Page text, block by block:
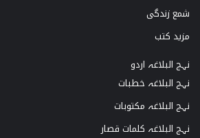
شمع زندگی
مزید کتب
نہج البلاغہ اردو
نہج البلاغہ خطبات
نہج البلاغہ مکتوبات
نہج البلاغہ کلمات قصار